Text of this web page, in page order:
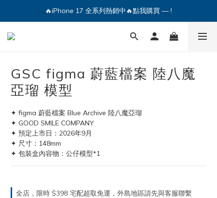
🔥iPhone 17 全系列熱銷中🔥點我購買 — !
🔥iPhone 17 全系列熱銷中🔥點我購買 — !
💕加入Q哥 Line 新好友領優惠券！🎫
GSC figma 蔚藍檔案 陸八魔
亞瑠 模型
✦ figma 蔚藍檔案 Blue Archive 陸八魔亞瑠
✦ GOOD SMILE COMPANY
✦ 預定上市日：2026年9月
✦ 尺寸：148mm
✦ 包裝盒內容物：公仔模型*1
全店，限時 $398 宅配超取免運，外島地區請先與客服聯繫